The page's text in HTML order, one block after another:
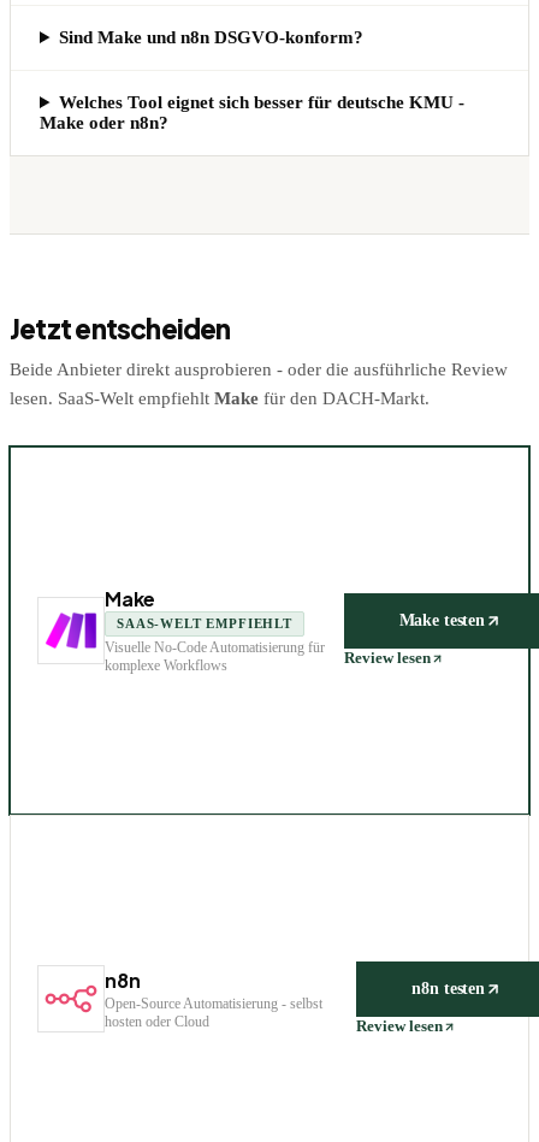
Sind Make und n8n DSGVO-konform?
Welches Tool eignet sich besser für deutsche KMU -
Make oder n8n?
Jetzt entscheiden
Beide Anbieter direkt ausprobieren - oder die ausführliche Review
lesen. SaaS-Welt empfiehlt Make für den DACH-Markt.
Make
SAAS-WELT EMPFIEHLT
Visuelle No-Code Automatisierung für
komplexe Workflows
Maketesten
Review lesen
n8n
Open-Source Automatisierung - selbst
hosten oder Cloud
n8ntesten
Review lesen